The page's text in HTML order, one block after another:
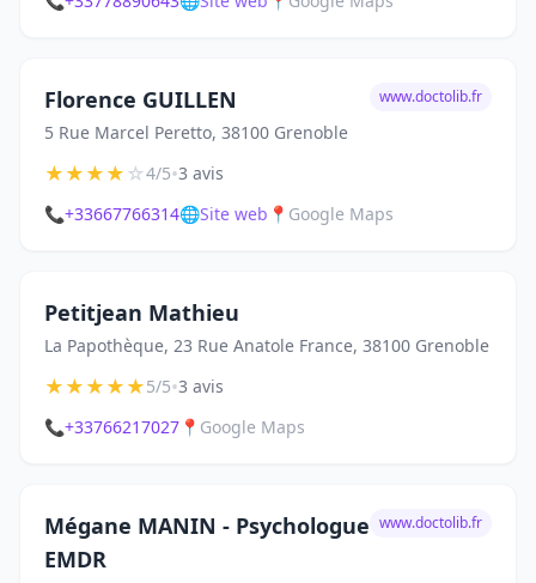
Florence GUILLEN
5 Rue Marcel Peretto, 38100 Grenoble
www.doctolib.fr
★★★★☆4/5•3 avis
📞+33667766314🌐Site web 📍 Google Maps
Petitjean Mathieu
La Papothèque, 23 Rue Anatole France, 38100 Grenoble
★★★★★5/5•3 avis
📞+33766217027 📍 Google Maps
Mégane MANIN - Psychologue
EMDR
www.doctolib.fr